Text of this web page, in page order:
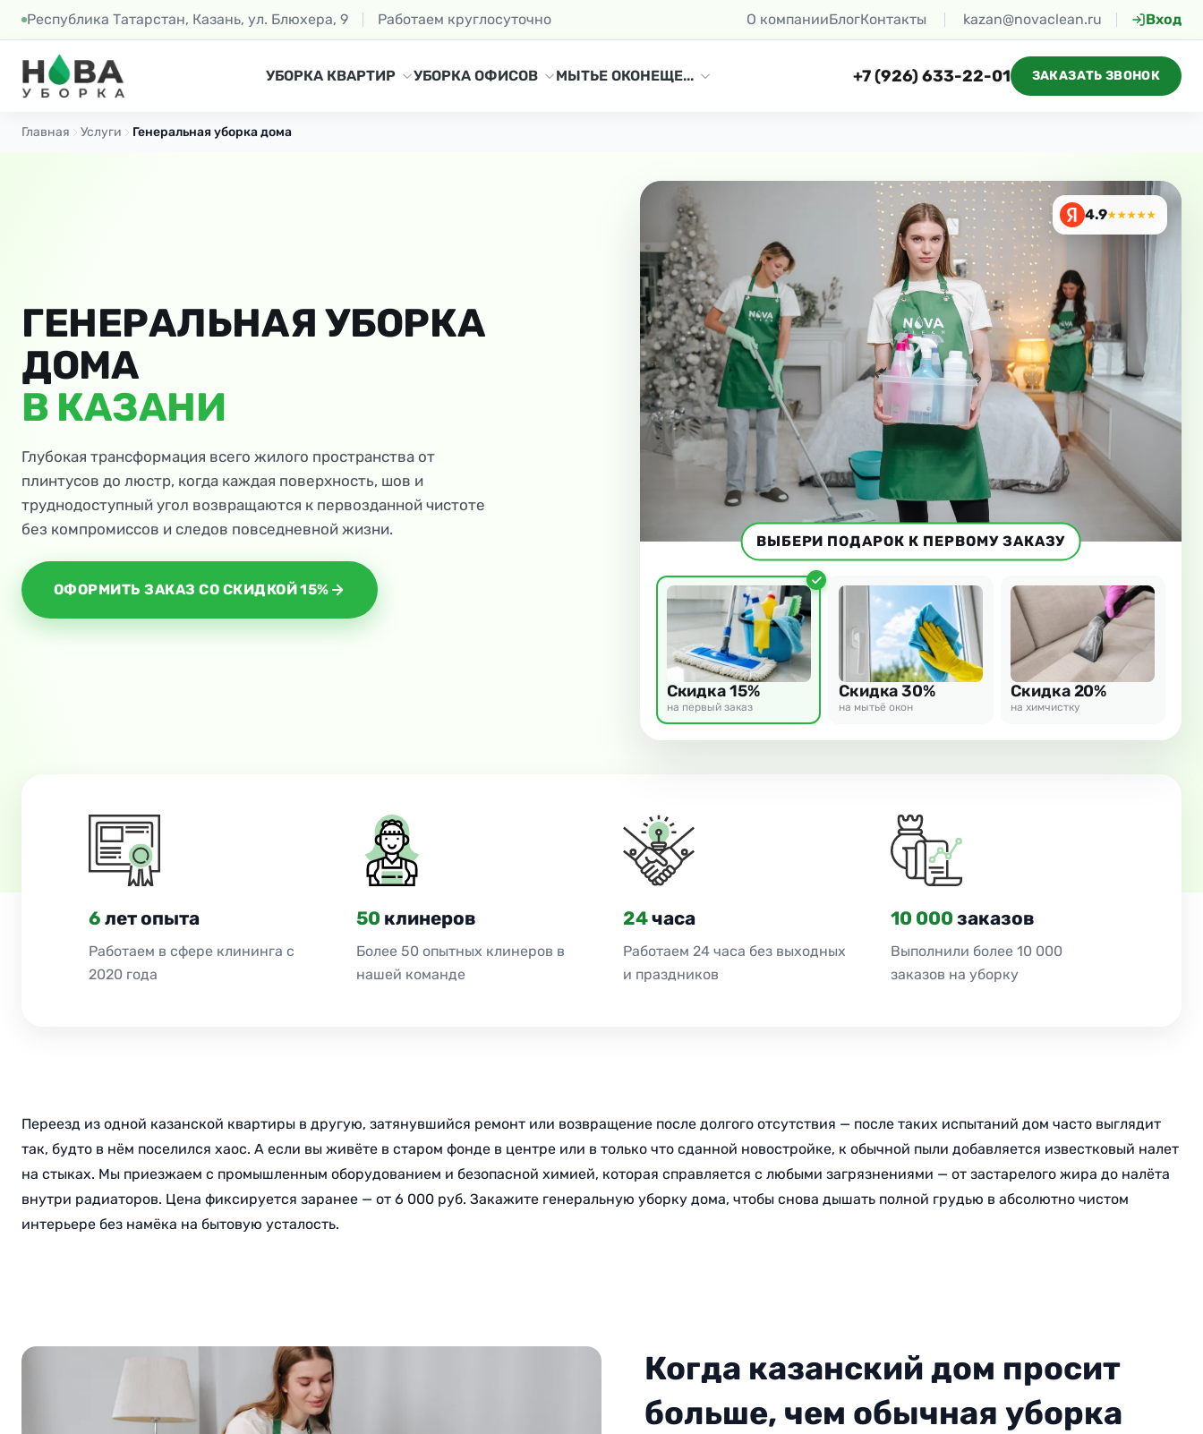
Республика Татарстан, Казань, ул. Блюхера, 9 Работаем круглосуточно О компанииБлогКонтакты kazan@novaclean.ru Вход
УБОРКА КВАРТИР УБОРКА ОФИСОВ МЫТЬЕ ОКОНЕЩЕ... +7 (926) 633-22-01 ЗАКАЗАТЬ ЗВОНОК
Главная Услуги Генеральная уборка дома
ГЕНЕРАЛЬНАЯ УБОРКА
ДОМА
В КАЗАНИ
Глубокая трансформация всего жилого пространства от
плинтусов до люстр, когда каждая поверхность, шов и
труднодоступный угол возвращаются к первозданной чистоте
без компромиссов и следов повседневной жизни.
ОФОРМИТЬ ЗАКАЗ СО СКИДКОЙ 15%
4.9★★★★★
ВЫБЕРИ ПОДАРОК К ПЕРВОМУ ЗАКАЗУ
Скидка 15%
на первый заказ
Скидка 30%
на мытьё окон
Скидка 20%
на химчистку
6 лет опыта
Работаем в сфере клининга с
2020 года
50 клинеров
Более 50 опытных клинеров в
нашей команде
24часа
Работаем 24 часа без выходных
и праздников
10 000 заказов
Выполнили более 10 000
заказов на уборку
Переезд из одной казанской квартиры в другую, затянувшийся ремонт или возвращение после долгого отсутствия — после таких испытаний дом часто выглядит
так, будто в нём поселился хаос. А если вы живёте в старом фонде в центре или в только что сданной новостройке, к обычной пыли добавляется известковый налет
на стыках. Мы приезжаем с промышленным оборудованием и безопасной химией, которая справляется с любыми загрязнениями — от застарелого жира до налёта
внутри радиаторов. Цена фиксируется заранее — от 6 000 руб. Закажите генеральную уборку дома, чтобы снова дышать полной грудью в абсолютно чистом
интерьере без намёка на бытовую усталость.
Когда казанский дом просит
больше, чем обычная уборка